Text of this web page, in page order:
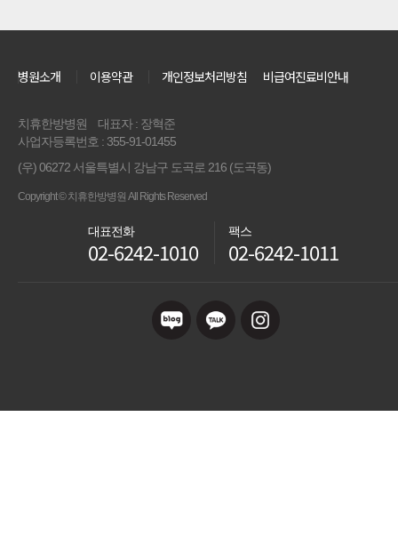
병원소개 이용약관 개인정보처리방침 비급여진료비안내
치휴한방병원
대표자 : 장혁준
사업자등록번호 : 355-91-01455
(우) 06272 서울특별시 강남구 도곡로 216 (도곡동)
Copyright © 치휴한방병원 All Rights Reserved
대표전화
02-6242-1010
팩스
02-6242-1011